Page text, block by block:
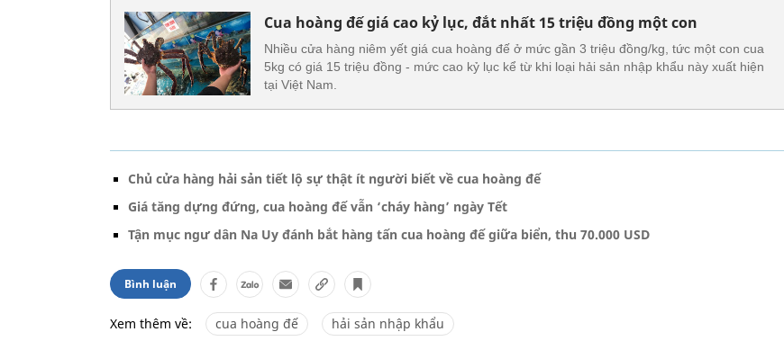
Cua hoàng đế giá cao kỷ lục, đắt nhất 15 triệu đồng một con
Nhiều cửa hàng niêm yết giá cua hoàng đế ở mức gần 3 triệu đồng/kg, tức một con cua
5kg có giá 15 triệu đồng - mức cao kỷ lục kể từ khi loại hải sản nhập khẩu này xuất hiện
tại Việt Nam.
Chủ cửa hàng hải sản tiết lộ sự thật ít người biết về cua hoàng đế
Giá tăng dựng đứng, cua hoàng đế vẫn ‘cháy hàng’ ngày Tết
Tận mục ngư dân Na Uy đánh bắt hàng tấn cua hoàng đế giữa biển, thu 70.000 USD
Bình luận
Xem thêm về: cua hoàng đế hải sản nhập khẩu